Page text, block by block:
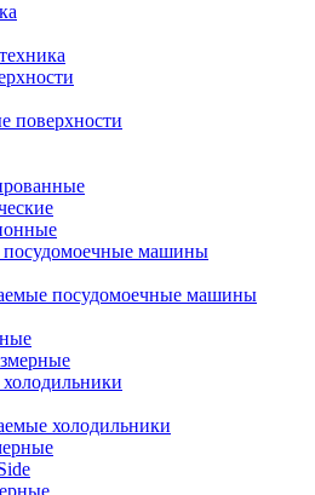
поверхности
посудомоечные машины
посудомоечные машины
холодильники